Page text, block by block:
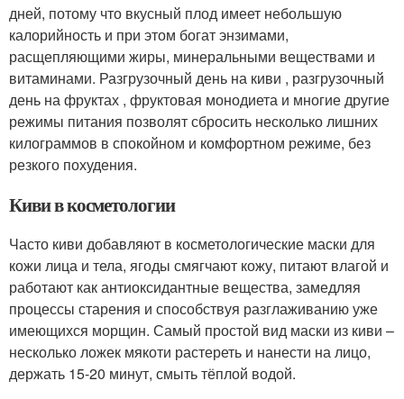
дней, потому что вкусный плод имеет небольшую
калорийность и при этом богат энзимами,
расщепляющими жиры, минеральными веществами и
витаминами. Разгрузочный день на киви , разгрузочный
день на фруктах , фруктовая монодиета и многие другие
режимы питания позволят сбросить несколько лишних
килограммов в спокойном и комфортном режиме, без
резкого похудения.
Киви в косметологии
Часто киви добавляют в косметологические маски для
кожи лица и тела, ягоды смягчают кожу, питают влагой и
работают как антиоксидантные вещества, замедляя
процессы старения и способствуя разглаживанию уже
имеющихся морщин. Самый простой вид маски из киви –
несколько ложек мякоти растереть и нанести на лицо,
держать 15-20 минут, смыть тёплой водой.